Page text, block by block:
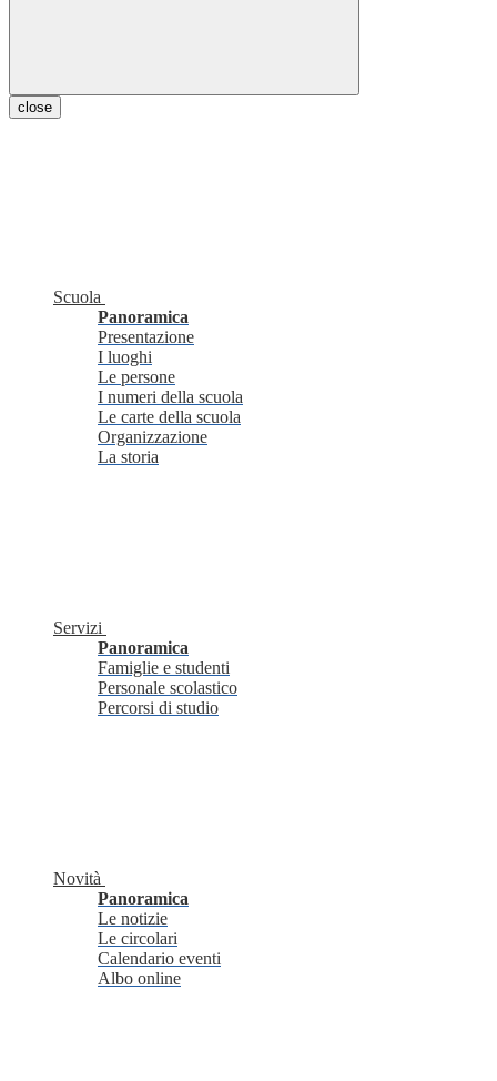
close
Scuola
Panoramica
Presentazione
I luoghi
Le persone
I numeri della scuola
Le carte della scuola
Organizzazione
La storia
Servizi
Panoramica
Famiglie e studenti
Personale scolastico
Percorsi di studio
Novità
Panoramica
Le notizie
Le circolari
Calendario eventi
Albo online